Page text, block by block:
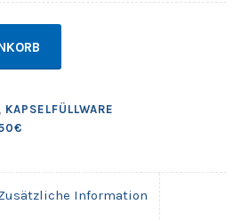
, KAPSELFÜLLWARE
Information